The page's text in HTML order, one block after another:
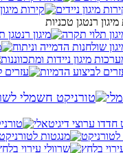
מיגון ניידים
רנטגן טכניות
תלוי תקרה
שולחנות הדמייה וניתוח
מיגון ניידות ומתכווננות
לביצוע הדמיות
חדדו ערוצי דיגיטאלי
בלחץ